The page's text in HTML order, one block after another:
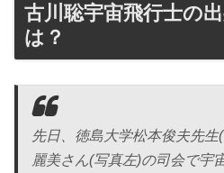
古川聡宇宙飛行士の
は？
先日、徳島大学松本俊夫先
麗美さん(写真左)の司会で宇